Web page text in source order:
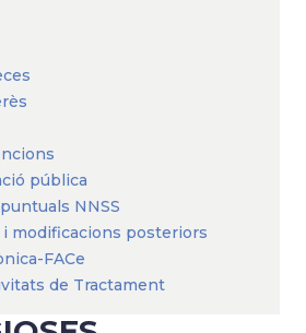
pública
NNSS
i modificacions posteriors
FACe
de Tractament